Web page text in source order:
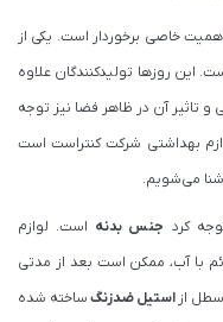
خاصی برخوردار است. یکی از
روزها تولیدکنندگان علاوه
تاثیر آن در ظاهر فضا نیز توجه
بهداشتی شرکت کنتراست است
کرد جنس بدنه است. لوازم
با آب، ممکن است بعد از مدتی
از استیل ضدزنگساخته شده